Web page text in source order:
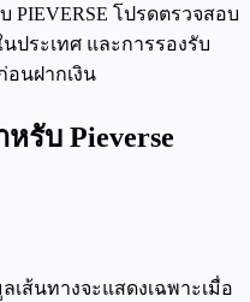
โปรดตรวจสอบ
ประเทศ และการรองรับ
อนฝากเงิน
รับ Pieverse
ส้นทางจะแสดงเฉพาะเมื่อ